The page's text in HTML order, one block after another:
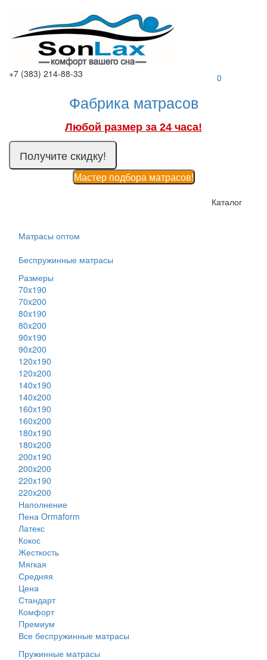
+7 (383) 214-88-33 0
Фабрика матрасов
Любой размер за 24 часа!
Получите скидку!
Мастер подбора матрасов!
Каталог
Матрасы оптом
Беспружинные матрасы
Размеры
70x190
70x200
80x190
80x200
90x190
90x200
120x190
120x200
140x190
140x200
160x190
160x200
180x190
180x200
200x190
200x200
220x190
220x200
Наполнение
Пена Ormaform
Латекс
Кокос
Жесткость
Мягкая
Средняя
Цена
Стандарт
Комфорт
Премиум
Все беспружинные матрасы
Пружинные матрасы